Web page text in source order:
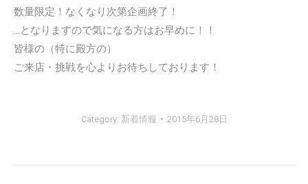
数量限定！なくなり次第企画終了！
…となりますので気になる方はお早めに！！
皆様の（特に殿方の）
ご来店・挑戦を心よりお待ちしております！
Category: 新着情報 2015年6月28日